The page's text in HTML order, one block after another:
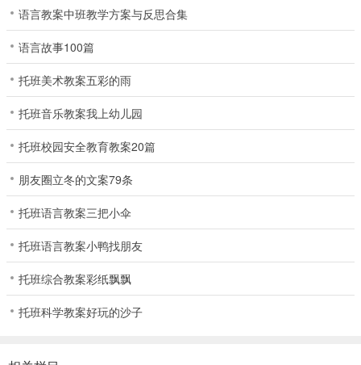
语言教案中班教学方案与反思合集
语言故事100篇
托班美术教案五彩的雨
托班音乐教案我上幼儿园
托班校园安全教育教案20篇
朋友圈立冬的文案79条
托班语言教案三把小伞
托班语言教案小鸭找朋友
托班综合教案彩纸飘飘
托班科学教案好玩的沙子